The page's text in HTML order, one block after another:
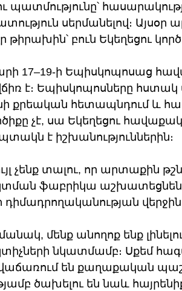
պատմությունը՝
սերմանելով։ Այսօր
թիրախին՝ բուն Եկեղեցու
17–19-ի Եպիսկոպոսաց
է։ Եպիսկոպոսները
քրեական հետապնդում և
չէ, սա Եկեղեցու
է իշխանություններին։
չենք տալու, որ արտաքին
ֆաբրիկա աշխատեցնեն։
դիմադրողականության
մենք անողոք ենք
նկատմամբ։ Սքեմ
են քաղաքական
ծախելու են նաև